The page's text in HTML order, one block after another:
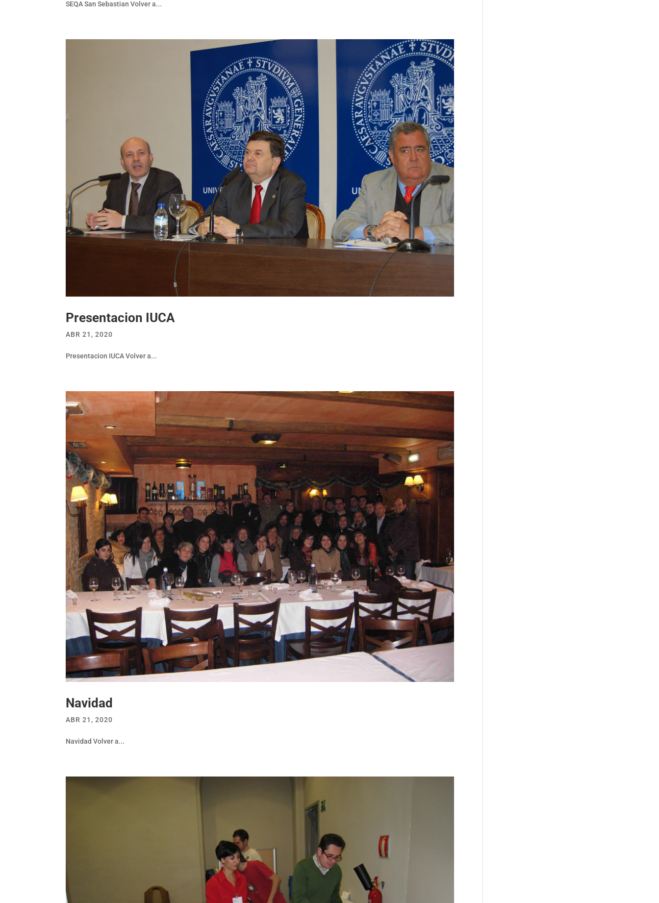
SEQA San Sebastian Volver a...
Presentacion IUCA
ABR 21, 2020
Presentacion IUCA Volver a...
Navidad
ABR 21, 2020
Navidad Volver a...